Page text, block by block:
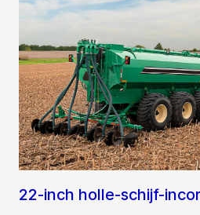
22-inch holle-schijf-